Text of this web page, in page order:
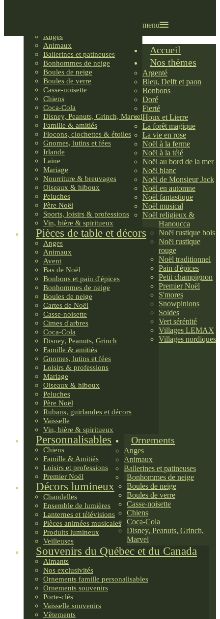
Anges
Animaux
Ballerines et patineuses
Bonhommes de neige
Boules de neige
Boules de verre
Casse-noisette
Chiens
Coca-Cola
Disney, Peanuts, Grinch, Marvel
Famille & amitiés
Flocons, clochettes & étoiles
Gnomes, lutins et fées
Irlande
Laine
Mariage
Nourriture & breuvages
Oiseaux & hiboux
Peluches
Père Noël
Sports, loisirs & professions
Vin, bière & spiritueux
Pièces de table et décors
Anges
Animaux
Avent
Bas de Noël
Bonbons et pain d'épices
Bonhommes de neige
Boules de neige
Cartes de Noël
Casse-noisette
Cimes d'arbres
Coca-Cola
Disney, Peanuts, Grinch
Famille & amitiés
Gnomes, lutins et fées
Loisirs & professions
Mariage
Oiseaux & hiboux
Peluches
Père Noël
Rubans, guirlandes et décors
Vaisselle
Vin, bière & spiritueux
Personnalisables
Chiens
Famille & Amitiés
Loisirs et professions
Premier Noël
Décors lumineux
Chandelles
Ensemble de lumières
Lanternes et télévisions
Pièces animées musicales
Produits lumineux
Veilleuses
Souvenirs du Québec et du Canada
Aimants
Nos exclusivités
Ornements famille personalisables
Ornements souvenirs
Porte-clés
Vaisselle souvenirs
Vêtements
menu
Accueil
Nos thèmes
Argenté
Bleu, Delft et paon
Bonbons
Doré
Fierté
Houx et Lierre
La forêt magique
La vie en rose
Noël à la ferme
Noël à la télé
Noël au bord de la mer
Noël blanc
Noël de Monsieur Jack
Noël en automne
Noël fantastique
Noël musical
Noël religieux &
Hanoucca
Noël rustique bois
Noël rustique
rouge
Noël traditionnel
Pain d'épices
Petit champignon
Premier Noël
S'mores
Snowpinions
Soldes
Vert sérénité
Villages LEMAX
Villages nordiques
Ornements
Anges
Animaux
Ballerines et patineuses
Bonhommes de neige
Boules de neige
Boules de verre
Casse-noisette
Chiens
Coca-Cola
Disney, Peanuts, Grinch,
Marvel